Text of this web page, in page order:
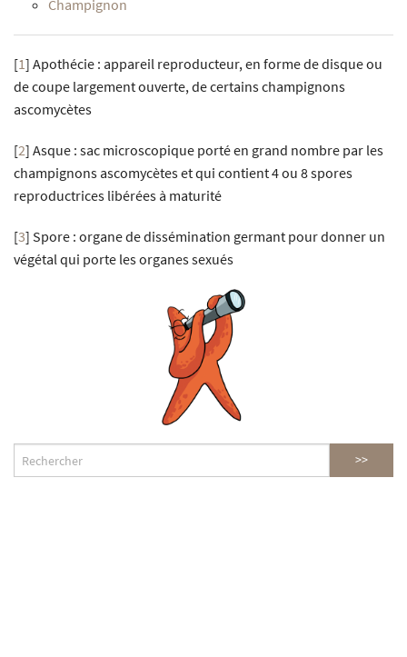
Champignon
[1] Apothécie : appareil reproducteur, en forme de disque ou
de coupe largement ouverte, de certains champignons
ascomycètes
[2] Asque : sac microscopique porté en grand nombre par les
champignons ascomycètes et qui contient 4 ou 8 spores
reproductrices libérées à maturité
[3] Spore : organe de dissémination germant pour donner un
végétal qui porte les organes sexués